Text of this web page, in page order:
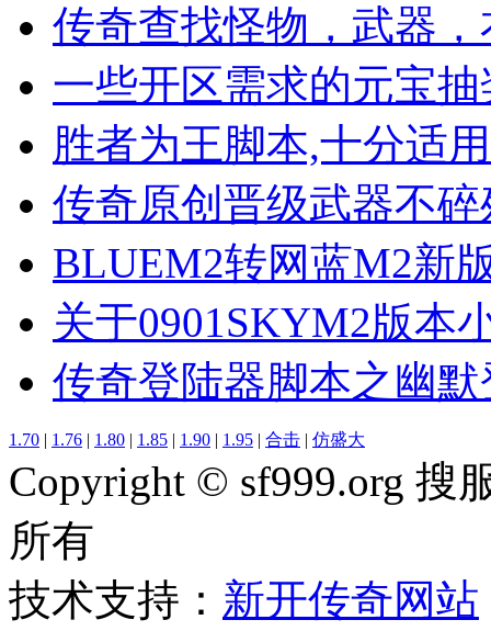
传奇查找怪物，武器
一些开区需求的元宝
胜者为王脚本,十分适
传奇原创晋级武器不
BLUEM2转网蓝M2新
关于0901SKYM2版本
传奇登陆器脚本之幽
1.70 | 1.76 | 1.80 | 1.85 | 1.90 | 1.95 | 合击 | 仿盛大
Copyright © sf999.org 搜
所有
技术支持： 新开传奇网站